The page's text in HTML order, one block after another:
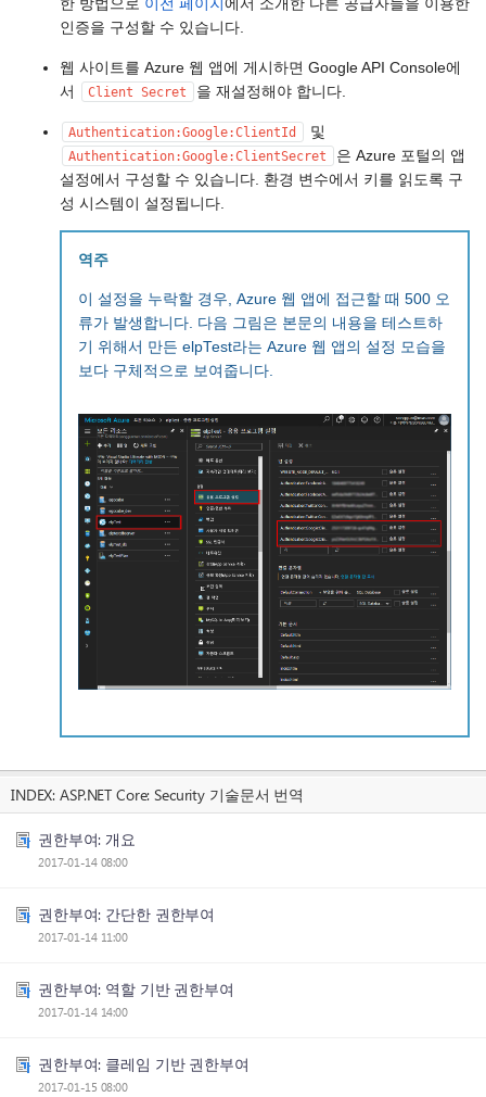
한 방법으로 이전 페이지 에서 소개한 다른 공급자들을 이용한
인증을 구성할 수 있습니다.
웹 사이트를 Azure 웹 앱에 게시하면 Google API Console에
서
Client Secret 을 재설정해야 합니다.
Authentication:Google:ClientId 및
Authentication:Google:ClientSecret
은 Azure 포털의 앱
설정에서 구성할 수 있습니다. 환경 변수에서 키를 읽도록 구
성 시스템이 설정됩니다.
역주
이 설정을 누락할 경우, Azure 웹 앱에 접근할 때 500 오
류가 발생합니다. 다음 그림은 본문의 내용을 테스트하
기 위해서 만든 elpTest라는 Azure 웹 앱의 설정 모습을
보다 구체적으로 보여줍니다.
INDEX:ASP.NET Core: Security 기술문서 번역
권한부여: 개요
2017-01-14 08:00
권한부여: 간단한 권한부여
2017-01-14 11:00
권한부여: 역할 기반 권한부여
2017-01-14 14:00
권한부여: 클레임 기반 권한부여
2017-01-15 08:00